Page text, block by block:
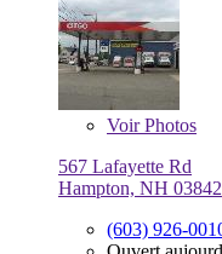
VoirPhotos
567 Lafayette Rd
Hampton, NH 03842
(603) 926-